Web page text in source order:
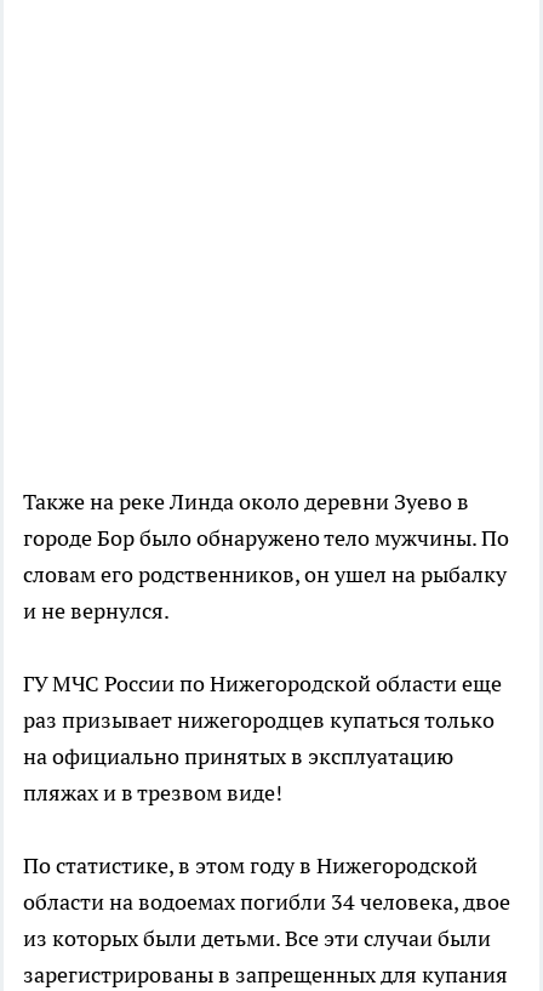
Также на реке Линда около деревни Зуево в
городе Бор было обнаружено тело мужчины. По
словам его родственников, он ушел на рыбалку
и не вернулся.
ГУ МЧС России по Нижегородской области еще
раз призывает нижегородцев купаться только
на официально принятых в эксплуатацию
пляжах и в трезвом виде!
По статистике, в этом году в Нижегородской
области на водоемах погибли 34 человека, двое
из которых были детьми. Все эти случаи были
зарегистрированы в запрещенных для купания